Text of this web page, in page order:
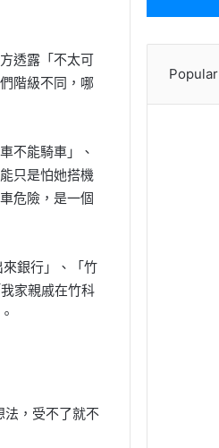
透露「不太可
階級不同，哪
不能騎車」、
只是怕她搭機
危險，是一個
銀行」、「竹
家親戚在竹科
法，受不了就不
Popular